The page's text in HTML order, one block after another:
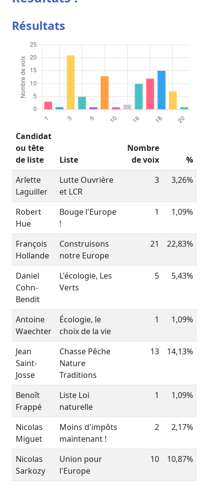
Résultats
Candidat
ou tête
de liste
Liste
Nombre
de voix
%
Arlette
Laguiller
Lutte Ouvrière
et LCR
3 3,26%
Robert
Hue
Bouge l'Europe
!
1 1,09%
François
Hollande
Construisons
notre Europe
21 22,83%
Daniel
Cohn-
Bendit
L'écologie, Les
Verts
5 5,43%
Antoine
Waechter
Écologie, le
choix de la vie
1 1,09%
Jean
Saint-
Josse
Chasse Pêche
Nature
Traditions
13 14,13%
Benoît
Frappé
Liste Loi
naturelle
1 1,09%
Nicolas
Miguet
Moins d'impôts
maintenant !
2 2,17%
Nicolas
Sarkozy
Union pour
l'Europe
10 10,87%